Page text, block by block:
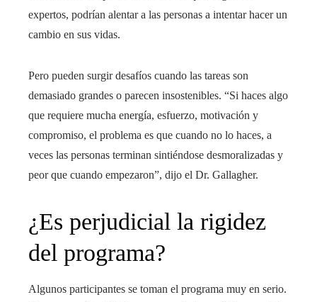
expertos, podrían alentar a las personas a intentar hacer un
cambio en sus vidas.
Pero pueden surgir desafíos cuando las tareas son
demasiado grandes o parecen insostenibles. “Si haces algo
que requiere mucha energía, esfuerzo, motivación y
compromiso, el problema es que cuando no lo haces, a
veces las personas terminan sintiéndose desmoralizadas y
peor que cuando empezaron”, dijo el Dr. Gallagher.
¿Es perjudicial la rigidez
del programa?
Algunos participantes se toman el programa muy en serio.